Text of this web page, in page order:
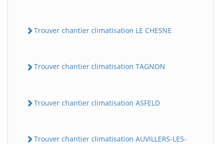
Trouver chantier climatisation LE CHESNE
Trouver chantier climatisation TAGNON
Trouver chantier climatisation ASFELD
Trouver chantier climatisation AUVILLERS-LES-